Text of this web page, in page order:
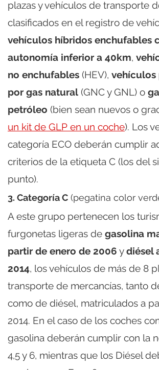
plazas y vehículos de transporte
clasificados en el registro de
vehículos híbridos enchufables
autonomía inferior a 40km,
no enchufables (HEV), vehículos
por gas natural (GNC y GNL) o
petróleo (bien sean nuevos o
un kit de GLP en un coche). Los
categoría ECO deberán cumplir
criterios de la etiqueta C (los del
punto).
3. Categoría C (pegatina color
A este grupo pertenecen los
furgonetas ligeras de gasolina
partir de enero de 2006 ydiésel
2014, los vehículos de más de 8
transporte de mercancías, tanto
como de diésel, matriculados a
2014. En el caso de los coches
gasolina deberán cumplir con la
4,5 y 6, mientras que los Diésel